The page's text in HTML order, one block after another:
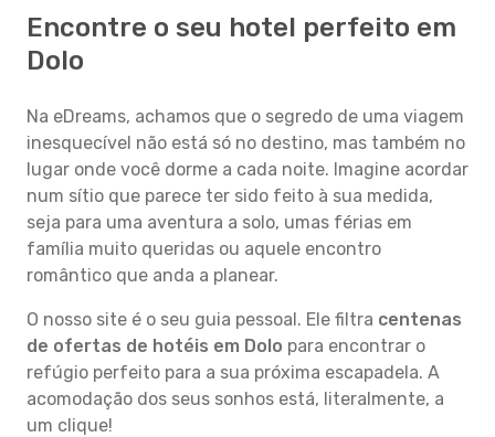
Encontre o seu hotel perfeito em
Dolo
Na eDreams, achamos que o segredo de uma viagem
inesquecível não está só no destino, mas também no
lugar onde você dorme a cada noite. Imagine acordar
num sítio que parece ter sido feito à sua medida,
seja para uma aventura a solo, umas férias em
família muito queridas ou aquele encontro
romântico que anda a planear.
O nosso site é o seu guia pessoal. Ele filtra centenas
de ofertas de hotéis em Dolo para encontrar o
refúgio perfeito para a sua próxima escapadela. A
acomodação dos seus sonhos está, literalmente, a
um clique!